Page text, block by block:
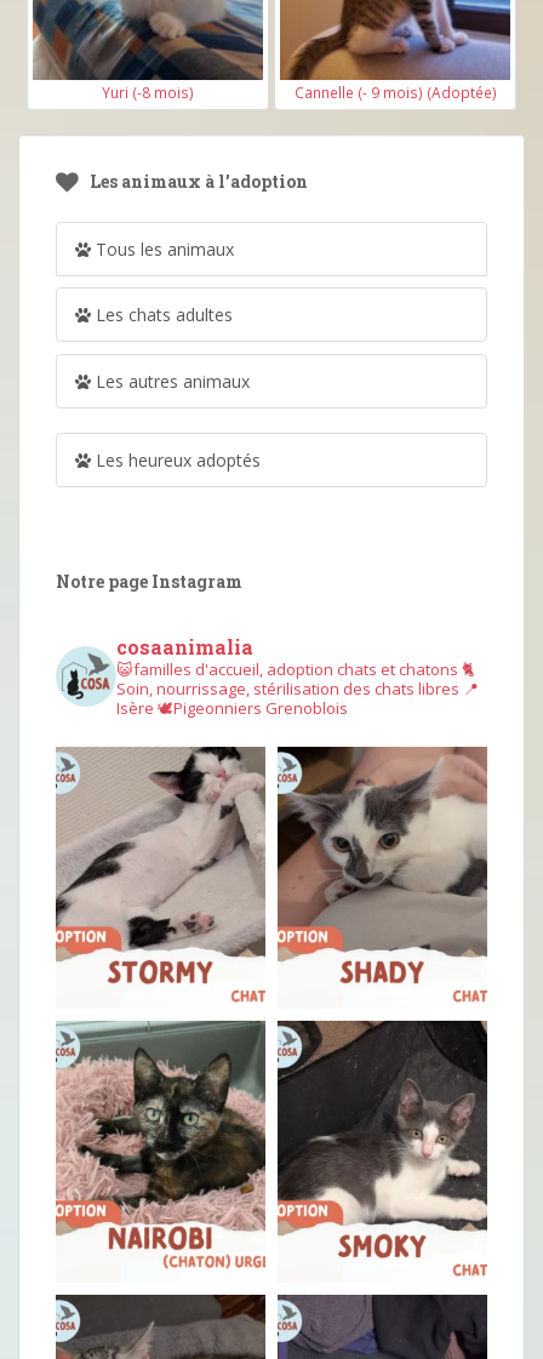
Yuri (-8 mois) Cannelle (- 9 mois) (Adoptée)
Les animaux à l’adoption
Tous les animaux
Les chats adultes
Les autres animaux
Les heureux adoptés
Notre page Instagram
cosaanimalia
😺familles d'accueil, adoption chats et chatons 🐈
Soin, nourrissage, stérilisation des chats libres 📍
Isère 🕊︎Pigeonniers Grenoblois